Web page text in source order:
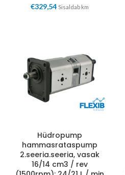
€329,54 Sisaldab km
Hüdropump
hammasrataspump
2.seeria.seeria, vasak
16/14 cm3 / rev